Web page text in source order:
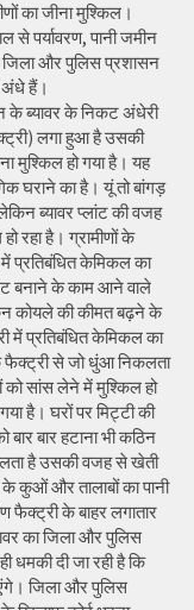
का जीना मुश्किल।
पर्यावरण, पानी जमीन
जिला और पुलिस प्रशासन
अंधे हैं।
के ब्यावर के निकट अंधेरी
लगा हुआ है उसकी
मुश्किल हो गया है। यह
घराने का है। यूं तो बांगड़
ब्यावर प्लांट की वजह
रहा है। ग्रामीणों के
प्रतिबंधित केमिकल का
बनाने के काम आने वाले
कोयले की कीमत बढ़ने के
में प्रतिबंधित केमिकल का
फैक्ट्री से जो धुंआ निकलता
सांस लेने में मुश्किल हो
है। घरों पर मिट्टी की
बार हटाना भी कठिन
है उसकी वजह से खेती
कुओं और तालाबों का पानी
फैक्ट्री के बाहर लगातार
का जिला और पुलिस
धमकी दी जा रही है कि
जिला और पुलिस